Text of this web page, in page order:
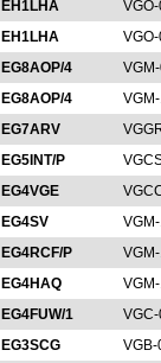
EH1LHA
EH1LHA
EG8AOP/4
EG8AOP/4
EG7ARV
EG5INT/P
EG4VGE
EG4SV
EG4RCF/P
EG4HAQ
EG4FUW/1
EG3SCG